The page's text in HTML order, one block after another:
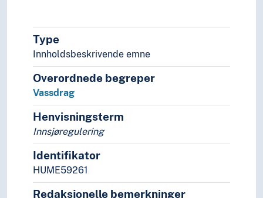
Type
Innholdsbeskrivende emne
Overordnede begreper
Vassdrag
Henvisningsterm
Innsjøregulering
Identifikator
HUME59261
Redaksjonelle bemerkninger